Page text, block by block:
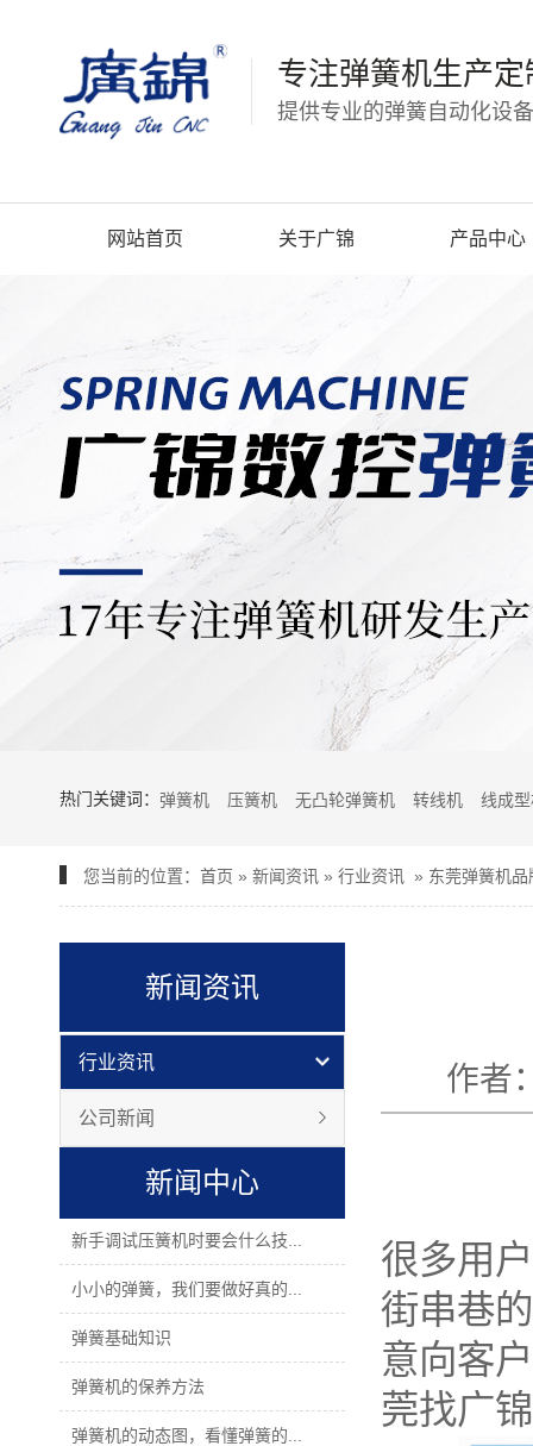
专注弹簧机生产定
提供专业的弹簧自动化设
网站首页 关于广锦 产品中心
热门关键词： 弹簧机 压簧机 无凸轮弹簧机 转线机 线成
您当前的位置： 首页 » 新闻资讯 » 行业资讯 » 东莞弹簧机
新闻资讯
行业资讯
公司新闻
新闻中心
新手调试压簧机时要会什么技...
小小的弹簧，我们要做好真的...
弹簧基础知识
弹簧机的保养方法
弹簧机的动态图，看懂弹簧的...
作者
很多用
街串巷
意向客
莞找广